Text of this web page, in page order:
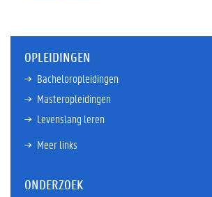
OPLEIDINGEN
Bacheloropleidingen
Masteropleidingen
Levenslang leren
Meer links
ONDERZOEK